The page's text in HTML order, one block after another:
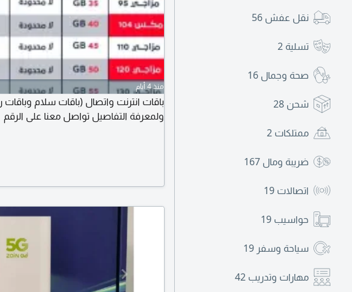
نقل عفش 56
تسلية 2
صحة وجمال 16
شحن 28
ممتلكات 2
ضريبة ومال 167
اتصالات 19
حواسيب 19
سياحة وسفر 19
مهارات وتدريب 42
منذ 4 أيام
باقات انترنت واتصال (باقات سلام وباقات
ولمعرفة التفاصيل تواصل معنا على الرقم